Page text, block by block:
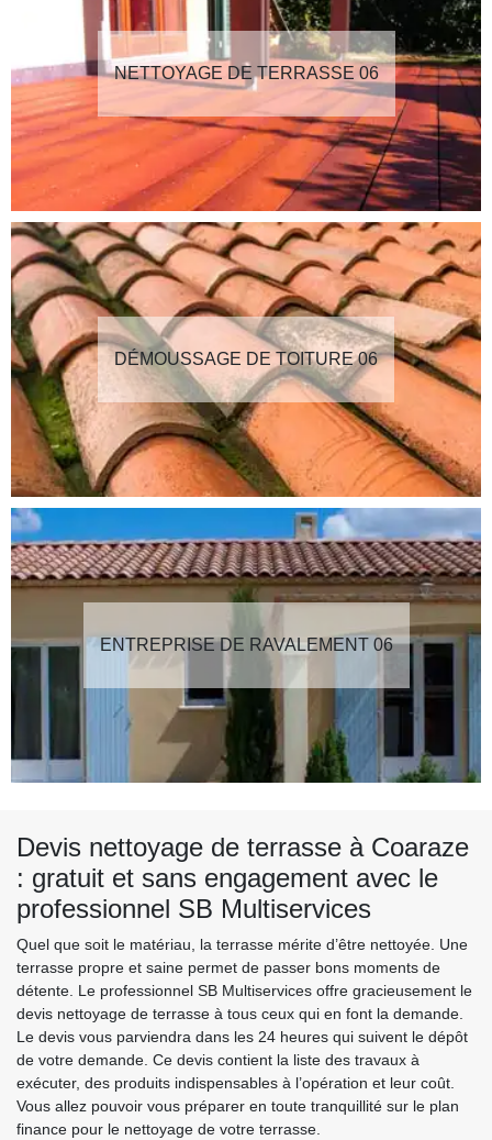
NETTOYAGE DE TERRASSE 06
DÉMOUSSAGE DE TOITURE 06
ENTREPRISE DE RAVALEMENT 06
Devis nettoyage de terrasse à Coaraze
: gratuit et sans engagement avec le
professionnel SB Multiservices
Quel que soit le matériau, la terrasse mérite d’être nettoyée. Une
terrasse propre et saine permet de passer bons moments de
détente. Le professionnel SB Multiservices offre gracieusement le
devis nettoyage de terrasse à tous ceux qui en font la demande.
Le devis vous parviendra dans les 24 heures qui suivent le dépôt
de votre demande. Ce devis contient la liste des travaux à
exécuter, des produits indispensables à l’opération et leur coût.
Vous allez pouvoir vous préparer en toute tranquillité sur le plan
finance pour le nettoyage de votre terrasse.